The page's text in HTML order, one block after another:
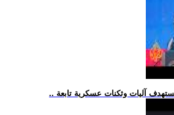
تستهدف آليات وثكنات عسكرية تابعة